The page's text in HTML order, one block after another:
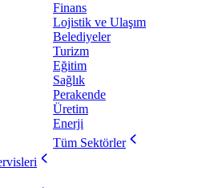
Finans
Lojistik ve Ulaşım
Belediyeler
Turizm
Eğitim
Sağlık
Perakende
Üretim
Enerji
Tüm Sektörler